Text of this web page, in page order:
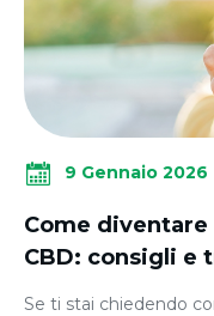
9 Gennaio 2026
Come
CBD: consigli e
Se ti stai chiedendo